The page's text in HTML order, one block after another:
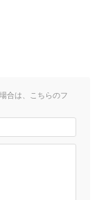
合は、こちらのフ